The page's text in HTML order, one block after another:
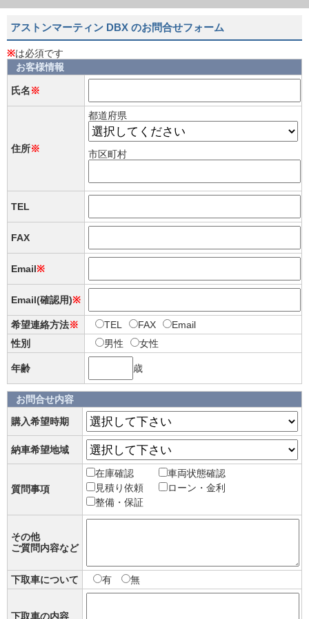
アストンマーティン DBX のお問合せフォーム
※は必須です
お客様情報
氏名※
住所※
都道府県
市区町村
TEL
FAX
Email※
Email(確認用)※
希望連絡方法※ TEL FAX
Email
性別
男性 女性
年齢 歳
お問合せ内容
購入希望時期
納車希望地域
質問事項
在庫確認
車両状態確認
見積り依頼
ローン・金利
整備・保証
その他
ご質問内容など
下取車について 有 無
下取車の内容